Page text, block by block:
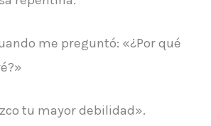
me preguntó: «¿Por qué
tu mayor debilidad».